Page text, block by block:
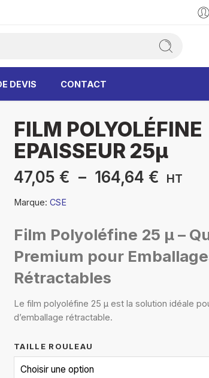
DEVIS CONTACT
FILM POLYOLÉFINE
EPAISSEUR 25µ
47,05 € – 164,64 € HT
Marque: CSE
Film Polyoléfine 25 µ –
Premium pour
Rétractables
Le film polyoléfine 25 µ est la solution idéale
d’emballage rétractable.
TAILLE ROULEAU